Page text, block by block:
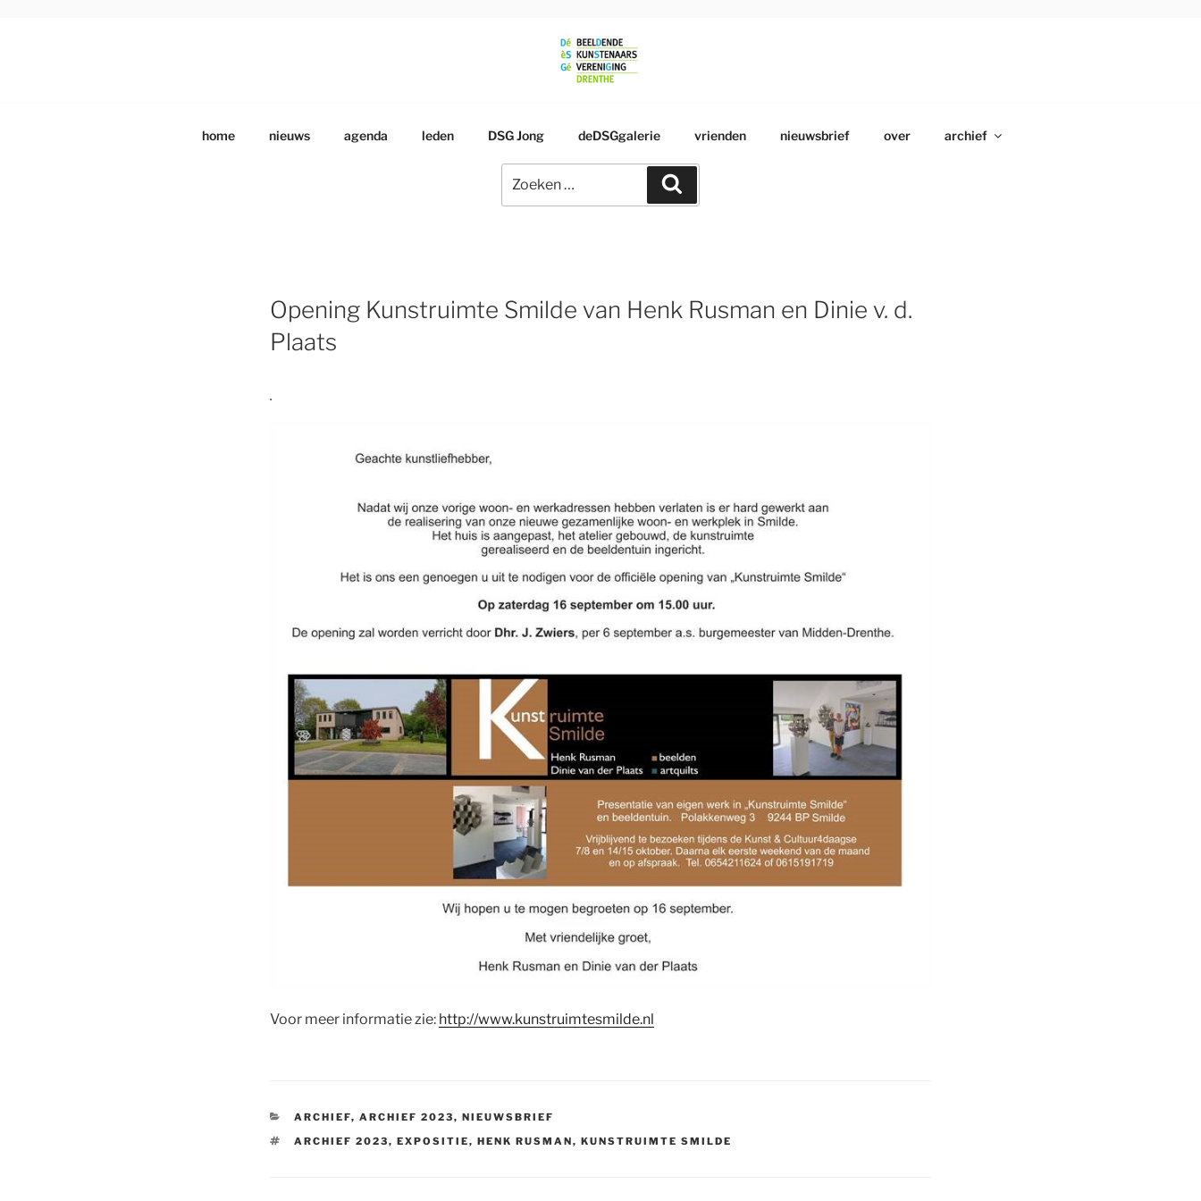
DRENTS SCHILDERSGENOOTSCHAP
home nieuws agenda leden DSG Jong deDSGgalerie vrienden nieuwsbrief over archief
Opening Kunstruimte Smilde van Henk Rusman en Dinie v. d.
Plaats
Voor meer informatie zie: http://www.kunstruimtesmilde.nl
CATEGORIEËN
ARCHIEF,ARCHIEF 2023,NIEUWSBRIEF
TAGS
ARCHIEF 2023,EXPOSITIE,HENK RUSMAN,KUNSTRUIMTE SMILDE